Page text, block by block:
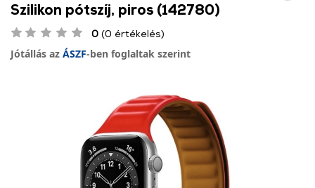
Szilikon pótszíj, piros (142780)
0 (0 értékelés)
Jótállás az ÁSZF-ben foglaltak szerint